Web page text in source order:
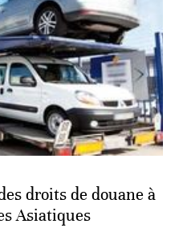
droits de douane à
Asiatiques